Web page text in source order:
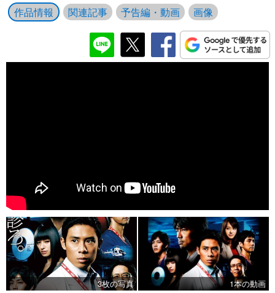
作品情報 関連記事 予告編・動画 画像
3枚の写真
1本の動画